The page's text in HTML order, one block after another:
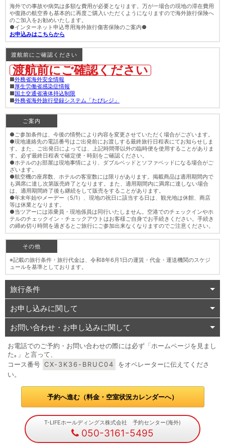
海外での事故や病気は多額な費用が必要となります。万が一場合の現地の滞在費用
や復路の航空券も基本的に再度ご購入いただくようになりますので海外旅行保険へ
のご加入をお勧めいたします。
●インターネット申込専用海外旅行傷害保険のご案内●
お申込みはこちらから
渡航前にご確認ください
渡航前にご確認ください
■外務省海外安全情報
■厚生労働省感染症情報
■国土交通省液体持込制限
■外務省海外旅行登録システム「たびレジ」
ご案内
●ご参加条件は、今後の情勢により内容を変更させていただく場合がございます。
●現地連絡先の電話番号はご出発前にお渡しする最終旅行日程表にてお知らせしま
す。また、ご出発日によっては、上記時間帯以外の臨時便を使用することがありま
す。必ず最終日程表で確定便・時刻をご確認ください。
●ホテルのお部屋は現地事情により、ダブルベッドとソファベッドになる場合がご
ざいます。
●航空機の座席数、ホテルの客室数には限りがあります。掲載商品は適用期間内で
も満席に達し次第販売終了となります。また、適用期間内に満席に達しない場合
は、適用期間終了後も継続をして販売をすることがあります。
●年末年始やメーデー（5/1）、現地の祝日に該当する日は、観光地は休館、商店
等は休業となります。
●当ツアーには添乗員・現地係員は同行いたしません。空港でのチェックインやホ
テルのチェックイン・チェックアウトはお客様ご自身でお手続きください。手続き
の締め切り時間を過ぎるとご旅行にご参加出来なくなりますのでご注意ください。
その他
※記載の旅行条件・旅行代金は、令和8年6月1日の運賃・代金・運送機関のスケジ
ュールを基準としております。
旅行条件
お申し込みに関して
お問い合わせ・お申し込みに関して
お電話でのご予約・お問い合わせの際には必ず「ホームページを見まし
た｡」と言って、
コース番号 CX-3K36-BRUC04
をオペレーターに伝えてくださ
い。
予約へ進む（料金・空室状況カレンダーへ）
T-LIFEホールディングス株式会社 予約センター(海外)
050-3161-5495